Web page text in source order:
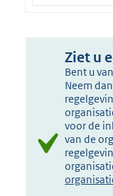
Ziet u
Bent u
Neem
voor de
van de